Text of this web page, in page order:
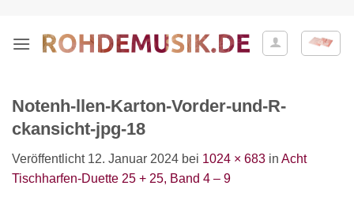
springen
Notenh-llen-Karton-Vorder-und-R-
ckansicht-jpg-18
Veröffentlicht 12. Januar 2024 bei 1024 × 683 in Acht
Tischharfen-Duette 25 + 25, Band 4 – 9